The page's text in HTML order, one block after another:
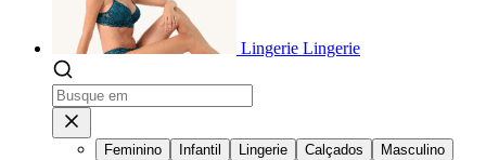
Lingerie Lingerie
Feminino Infantil Lingerie Calçados
Masculino